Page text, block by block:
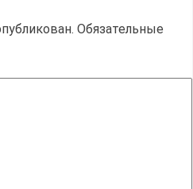
Обязательные